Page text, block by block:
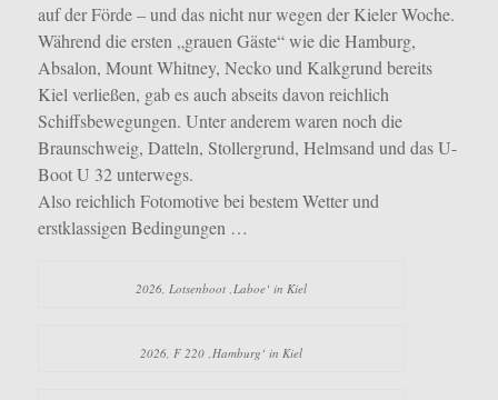
auf der Förde – und das nicht nur wegen der Kieler Woche.
Während die ersten „grauen Gäste“ wie die Hamburg,
Absalon, Mount Whitney, Necko und Kalkgrund bereits
Kiel verließen, gab es auch abseits davon reichlich
Schiffsbewegungen. Unter anderem waren noch die
Braunschweig, Datteln, Stollergrund, Helmsand und das U-
Boot U 32 unterwegs.
Also reichlich Fotomotive bei bestem Wetter und
erstklassigen Bedingungen …
2026, Lotsenboot ‚Laboe‘ in Kiel
2026, F 220 ‚Hamburg‘ in Kiel